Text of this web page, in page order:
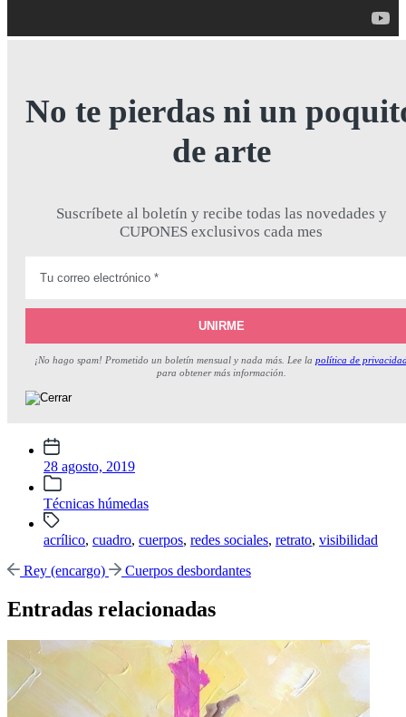
No te pierdas ni un
de arte
Suscríbete al boletín y recibe todas las novedades y
CUPONES exclusivos cada mes
¡No hago spam! Prometido un boletín mensual y nada más. Lee la política de
para obtener más información.
Fecha
publicación
28 agosto, 2019
Publicada
en
Técnicas húmedas
Etiquetado
acrílico, cuadro, cuerpos, redes sociales, retrato, visibilidad
Entrada
Rey (encargo)
Entrada
Cuerpos desbordantes
Entradas relacionadas